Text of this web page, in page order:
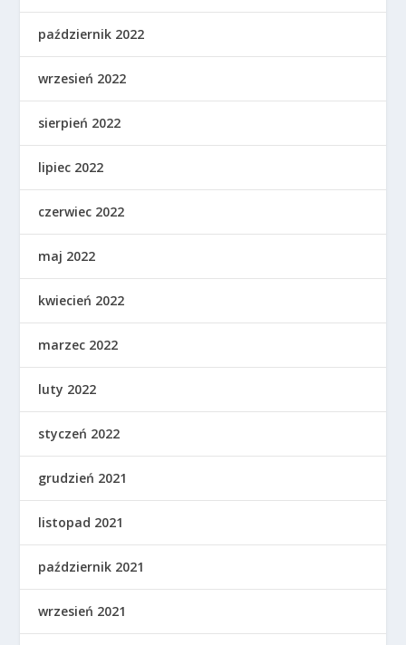
październik 2022
wrzesień 2022
sierpień 2022
lipiec 2022
czerwiec 2022
maj 2022
kwiecień 2022
marzec 2022
luty 2022
styczeń 2022
grudzień 2021
listopad 2021
październik 2021
wrzesień 2021